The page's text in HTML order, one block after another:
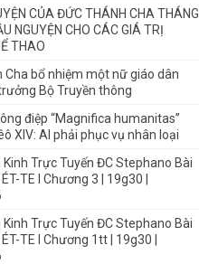
CỦA ĐỨC THÁNH CHA THÁNG
NGUYỆN CHO CÁC GIÁ TRỊ
THAO
Cha bổ nhiệm một nữ giáo dân
Bộ Truyền thông
điệp “Magnifica humanitas”
XIV: AI phải phục vụ nhân loại
Trực Tuyến ĐC Stephano Bài
TE I Chương 3 | 19g30 |
Trực Tuyến ĐC Stephano Bài
TE I Chương 1tt | 19g30 |